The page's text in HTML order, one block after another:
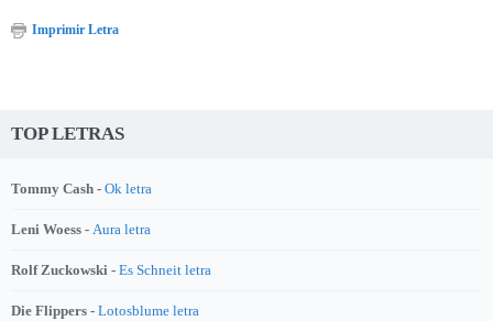
Imprimir Letra
TOP LETRAS
Tommy Cash - Ok letra
Leni Woess - Aura letra
Rolf Zuckowski - Es Schneit letra
Die Flippers - Lotosblume letra